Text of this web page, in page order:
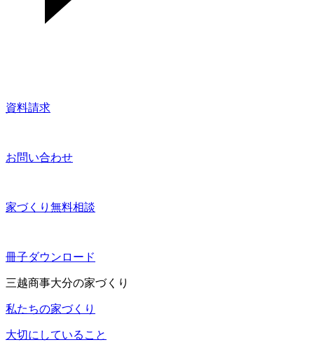
資料請求
お問い合わせ
家づくり無料相談
冊子ダウンロード
三越商事大分の家づくり
私たちの家づくり
大切にしていること